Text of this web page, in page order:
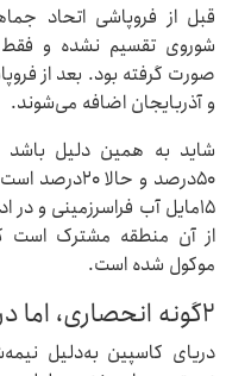
قبل از فروپاشی اتحاد
شوروی تقسیم نشده و فقط
و آذربایجان اضافه می‌شوند.
شاید به همین دلیل باشد
۵۰درصد و
از آن منطقه مشترک است
موکول شده است.
۲گونه انحصاری، اما در معرض خطر
دریای کاسپین به‌دلیل